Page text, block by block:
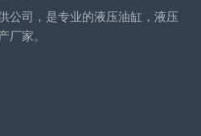
公司，是专业的液压油缸，液压
厂家。